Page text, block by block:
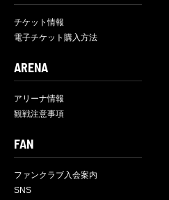
チケット情報
電子チケット購入方法
ARENA
アリーナ情報
観戦注意事項
FAN
ファンクラブ入会案内
SNS